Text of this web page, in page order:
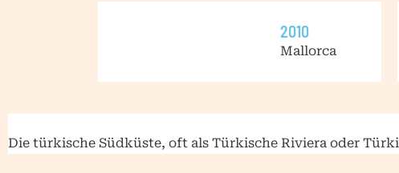
2010
Mallorca
Die türkische Südküste, oft als Türkische Riviera oder